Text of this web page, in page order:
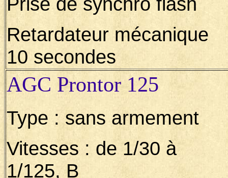
Retardateur mécanique
10 secondes
AGC Prontor 125
Type : sans armement
Vitesses : de 1/30 à
1/125, B